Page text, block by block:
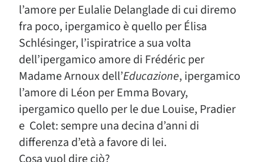
l’amore per Eulalie Delanglade di cui diremo
fra poco, ipergamico è quello per Élisa
Schlésinger, l’ispiratrice a sua volta
dell’ipergamico amore di Frédéric per
Madame Arnoux dell’Educazione, ipergamico
l’amore di Léon per Emma Bovary,
ipergamico quello per le due Louise, Pradier
e Colet: sempre una decina d’anni di
differenza d’età a favore di lei.